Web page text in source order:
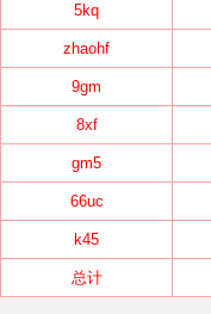
5kq
zhaohf
9gm
8xf
gm5
66uc
k45
总计